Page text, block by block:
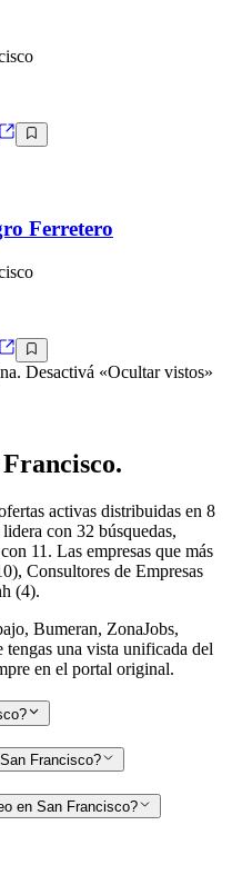
Ferretero
Desactivá «Ocultar vistos»
Francisco.
activas distribuidas en 8
con 32 búsquedas,
11. Las empresas que más
Consultores de Empresas
(4).
Bumeran, ZonaJobs,
una vista unificada del
en el portal original.
Francisco?
en San Francisco?